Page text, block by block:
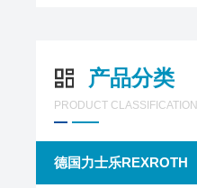
产品分类
PRODUCT CLASSIFICATION
德国力士乐REXROTH